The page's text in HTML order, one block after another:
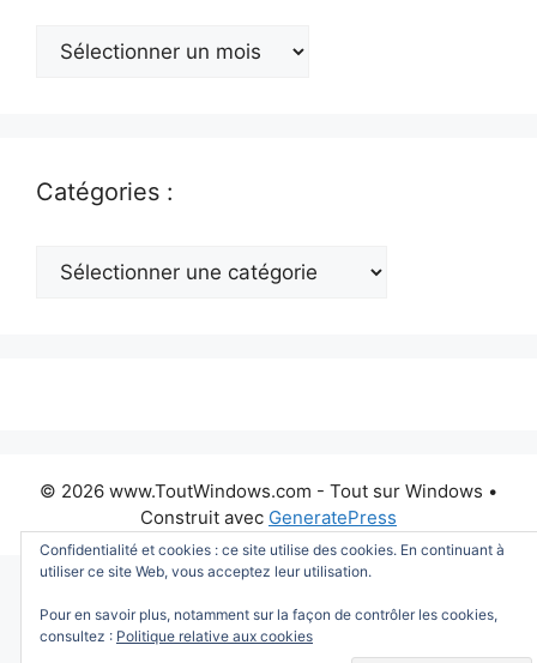
Archives
Catégories :
Catégories
© 2026 www.ToutWindows.com - Tout sur Windows •
Construit avec GeneratePress
Confidentialité et cookies : ce site utilise des cookies. En continuant à
utiliser ce site Web, vous acceptez leur utilisation.
Pour en savoir plus, notamment sur la façon de contrôler les cookies,
consultez : Politique relative aux cookies